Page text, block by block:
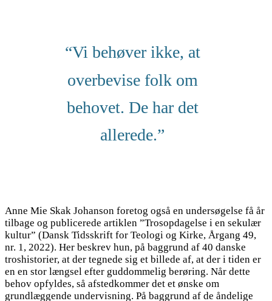
“Vi behøver ikke, at
overbevise folk om
behovet. De har det
allerede.”
Anne Mie Skak Johanson foretog også en undersøgelse få år
tilbage og publicerede artiklen ”Trosopdagelse i en sekulær
kultur” (Dansk Tidsskrift for Teologi og Kirke, Årgang 49,
nr. 1, 2022). Her beskrev hun, på baggrund af 40 danske
troshistorier, at der tegnede sig et billede af, at der i tiden er
en en stor længsel efter guddommelig berøring. Når dette
behov opfyldes, så afstedkommer det et ønske om
grundlæggende undervisning. På baggrund af de åndelige